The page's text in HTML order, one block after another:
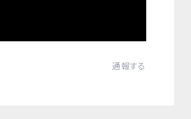
通報する